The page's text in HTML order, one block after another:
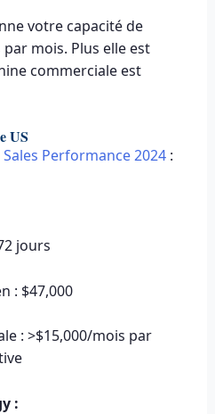
votre capacité de
mois. Plus elle est
commerciale est
US
Performance 2024:
jours
: $47,000
: >$15,000/mois par
: